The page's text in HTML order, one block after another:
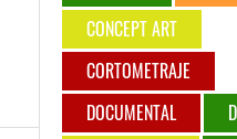
CONCEPT ART
CORTOMETRAJE
DOCUMENTAL